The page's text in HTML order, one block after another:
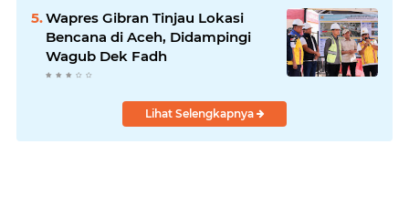
Wapres Gibran Tinjau Lokasi
Bencana di Aceh, Didampingi
Wagub Dek Fadh
Lihat Selengkapnya